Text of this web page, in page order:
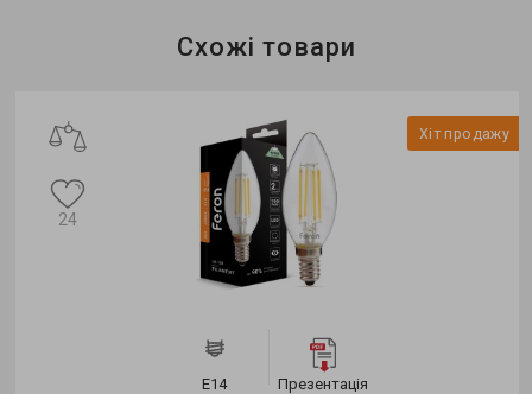
Схожі товари
Хіт продажу
E14 Презентація
24